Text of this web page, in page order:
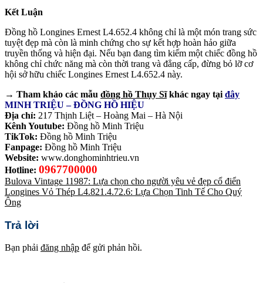
Kết Luận
Đồng hồ Longines Ernest L4.652.4 không chỉ là một món trang sức
tuyệt đẹp mà còn là minh chứng cho sự kết hợp hoàn hảo giữa
truyền thống và hiện đại. Nếu bạn đang tìm kiếm một chiếc đồng hồ
không chỉ chức năng mà còn thời trang và đẳng cấp, đừng bỏ lỡ cơ
hội sở hữu chiếc Longines Ernest L4.652.4 này.
→ Tham khảo các mẫu đồng hồ Thụy Sĩkhác ngay tại đây
MINH TRIỆU – ĐỒNG HỒ HIỆU
Địa chỉ: 217 Thịnh Liệt – Hoàng Mai – Hà Nội
Kênh Youtube: Đồng hồ Minh Triệu
TikTok: Đồng hồ Minh Triệu
Fanpage: Đồng hồ Minh Triệu
Website: www.donghominhtrieu.vn
Hotline: 0967700000
Bulova Vintage 11987: Lựa chọn cho người yêu vẻ đẹp cổ điển
Longines Vỏ Thép L4.821.4.72.6: Lựa Chọn Tinh Tế Cho Quý
Ông
Trả lời
Bạn phải đăng nhập để gửi phản hồi.